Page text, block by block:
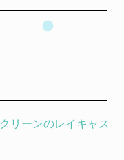
リーンのレイキャス